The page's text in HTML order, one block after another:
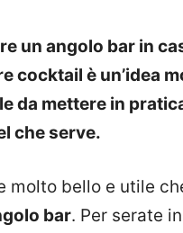
un angolo bar in
cocktail è un’idea
da mettere in
che serve.
molto bello e utile
bar. Per serate in